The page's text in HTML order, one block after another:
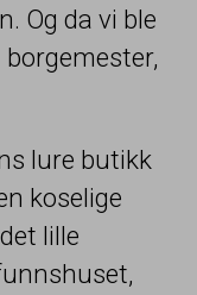
Og da vi ble
lure butikk
koselige
lille